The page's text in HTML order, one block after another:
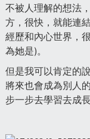
不被人理解的想法
方，很快，就能連
經歷和內心世界，
為她是)。
但是我可以肯定的
將來也會成為別人
步一步去學習去成